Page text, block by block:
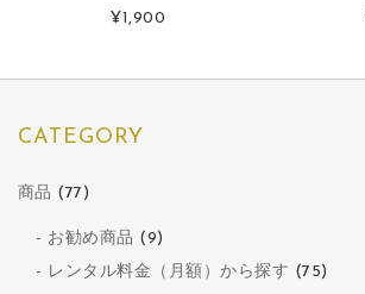
¥1,900
CATEGORY
商品 (77)
お勧め商品 (9)
レンタル料金（月額）から探す (75)